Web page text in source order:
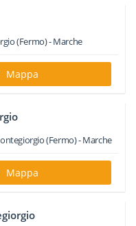
(Fermo) -Marche
Mappa
(Fermo) -Marche
Mappa